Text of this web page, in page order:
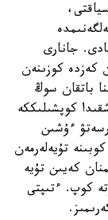
جانارى
كەزدە كوزىنەن
باتقان سوڭ
كوپشىلىككە
ءۇشىن
تۇيەلەرمەن
كەيىن تۇيە
كوپ. ءتىپتى